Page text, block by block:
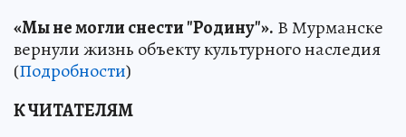
«Мы не могли снести "Родину"». В Мурманске
вернули жизнь объекту культурного наследия
(Подробности)
К ЧИТАТЕЛЯМ